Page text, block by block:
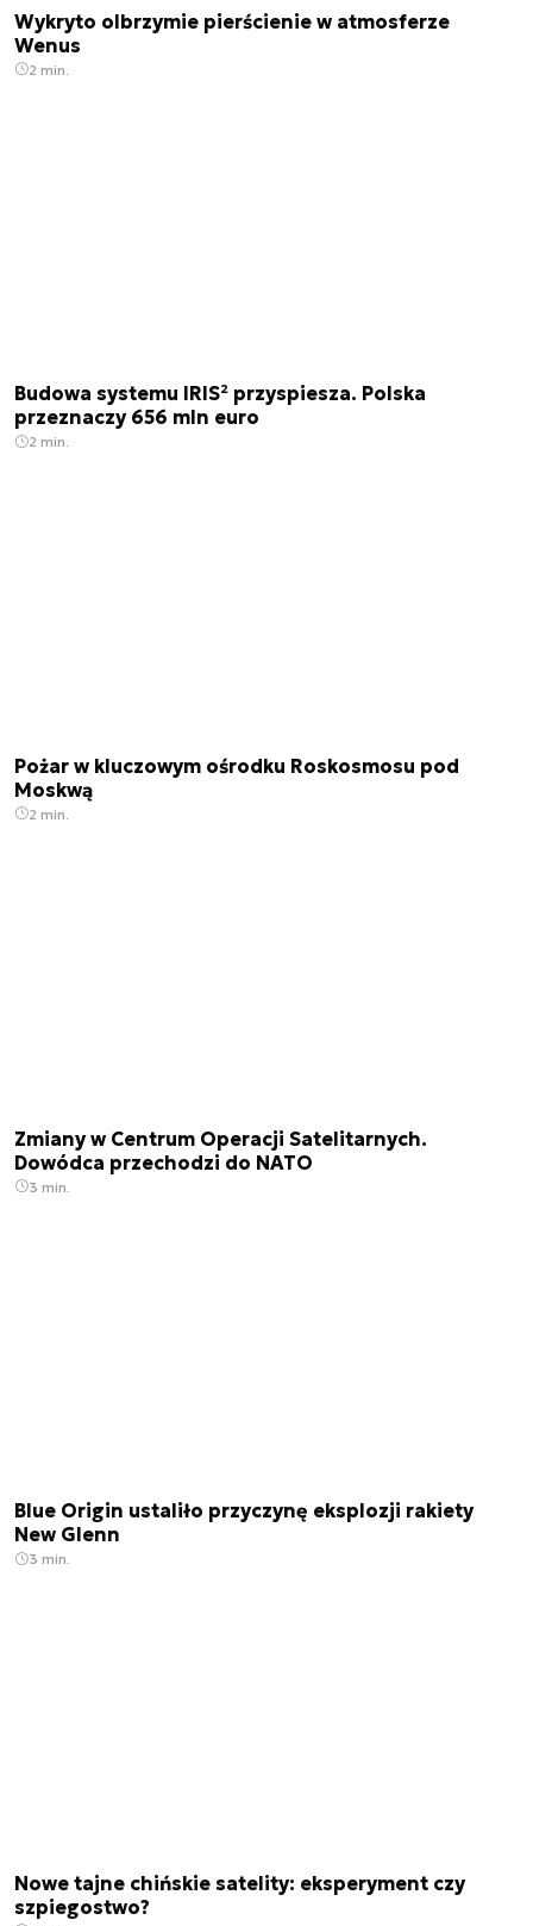
Wykryto olbrzymie pierścienie w atmosferze
Wenus
2 min.
Budowa systemu IRIS² przyspiesza. Polska
przeznaczy 656 mln euro
2 min.
Pożar w kluczowym ośrodku Roskosmosu pod
Moskwą
2 min.
Zmiany w Centrum Operacji Satelitarnych.
Dowódca przechodzi do NATO
3 min.
Blue Origin ustaliło przyczynę eksplozji rakiety
New Glenn
3 min.
Nowe tajne chińskie satelity: eksperyment czy
szpiegostwo?